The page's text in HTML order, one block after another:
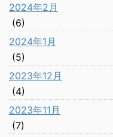
2024年2月
(6)
2024年1月
(5)
2023年12月
(4)
2023年11月
(7)